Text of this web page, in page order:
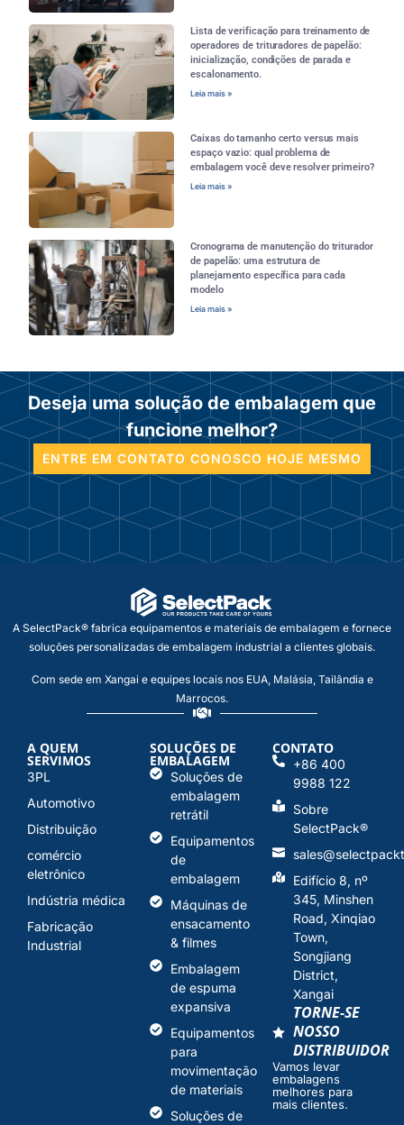
Lista de verificação para treinamento de
operadores de trituradores de papelão:
inicialização, condições de parada e
escalonamento.
Leia mais »
Caixas do tamanho certo versus mais
espaço vazio: qual problema de
embalagem você deve resolver primeiro?
Leia mais »
Cronograma de manutenção do triturador
de papelão: uma estrutura de
planejamento específica para cada
modelo
Leia mais »
Deseja uma solução de embalagem que
funcione melhor?
ENTRE EM CONTATO CONOSCO HOJE MESMO
A SelectPack® fabrica equipamentos e materiais de embalagem e fornece
soluções personalizadas de embalagem industrial a clientes globais.
Com sede em Xangai e equipes locais nos EUA, Malásia, Tailândia e
Marrocos.
A QUEM
SERVIMOS
3PL
Automotivo
Distribuição
comércio
eletrônico
Indústria médica
Fabricação
Industrial
SOLUÇÕES DE
EMBALAGEM
Soluções de
embalagem
retrátil
Equipamentos
de
embalagem
Máquinas de
ensacamento
& filmes
Embalagem
de espuma
expansiva
Equipamentos
para
movimentação
de materiais
Soluções de
CONTATO
+86 400
9988 122
Sobre
SelectPack®
Edifício 8, nº
345, Minshen
Road, Xinqiao
Town,
Songjiang
District,
Xangai
TORNE-SE
NOSSO
DISTRIBUIDOR
Vamos levar
embalagens
melhores para
mais clientes.